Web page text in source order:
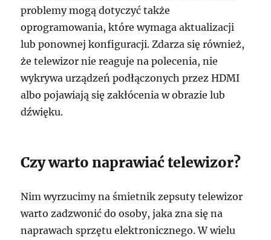
problemy mogą dotyczyć także
oprogramowania, które wymaga aktualizacji
lub ponownej konfiguracji. Zdarza się również,
że telewizor nie reaguje na polecenia, nie
wykrywa urządzeń podłączonych przez HDMI
albo pojawiają się zakłócenia w obrazie lub
dźwięku.
Czy warto naprawiać telewizor?
Nim wyrzucimy na śmietnik zepsuty telewizor
warto zadzwonić do osoby, jaka zna się na
naprawach sprzętu elektronicznego. W wielu